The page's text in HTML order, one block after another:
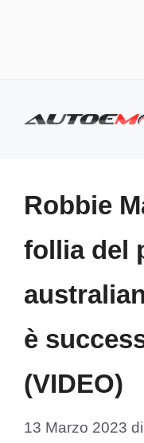
Robbie
follia del
è
(VIDEO)
13 Marzo 2023 di